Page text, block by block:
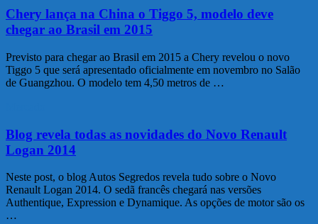
Chery lança na China o Tiggo 5, modelo deve
chegar ao Brasil em 2015
Previsto para chegar ao Brasil em 2015 a Chery revelou o novo
Tiggo 5 que será apresentado oficialmente em novembro no Salão
de Guangzhou. O modelo tem 4,50 metros de …
Blog revela todas as novidades do Novo Renault
Logan 2014
Neste post, o blog Autos Segredos revela tudo sobre o Novo
Renault Logan 2014. O sedã francês chegará nas versões
Authentique, Expression e Dynamique. As opções de motor são os
…